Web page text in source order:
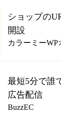
ショップの
開設
カラーミーWP
最短5分で誰
広告配信
BuzzEC